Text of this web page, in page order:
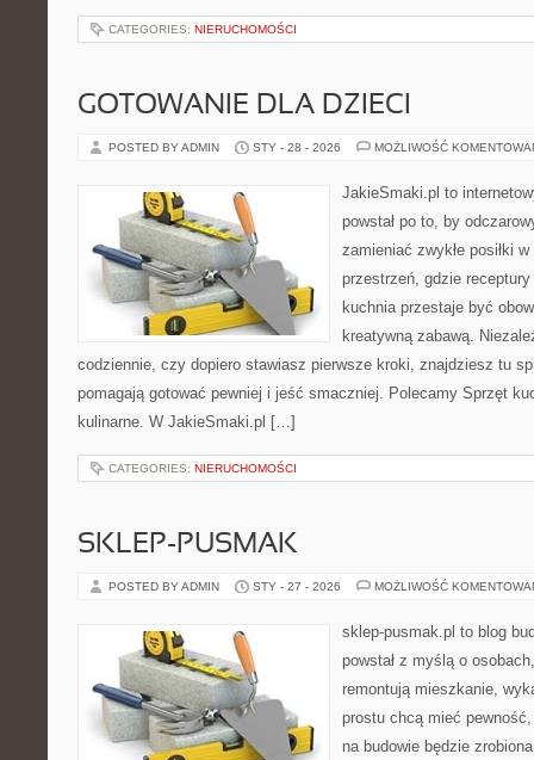
CATEGORIES: NIERUCHOMOŚCI
GOTOWANIE DLA DZIECI
POSTED BY ADMIN STY - 28 - 2026 MOŻLIWOŚĆ
JakieSmaki.pl to
powstał po to, by
zamieniać zwykłe posiłki
przestrzeń, gdzie
kuchnia przestaje być
kreatywną zabawą.
codziennie, czy dopiero stawiasz pierwsze kroki, znajdziesz tu
pomagają gotować pewniej i jeść smaczniej. Polecamy Sprzęt
kulinarne. W JakieSmaki.pl […]
CATEGORIES: NIERUCHOMOŚCI
SKLEP-PUSMAK
POSTED BY ADMIN STY - 27 - 2026 MOŻLIWOŚĆ
sklep-pusmak.pl to blog
powstał z myślą o
remontują mieszkanie,
prostu chcą mieć
na budowie będzie